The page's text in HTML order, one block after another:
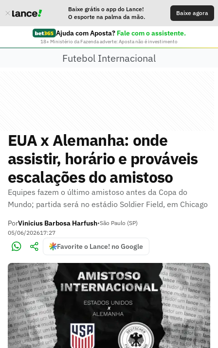
Baixe grátis o app do Lance!
O esporte na palma da mão.
Baixe agora
Ajuda com Aposta? Fale com o assistente.
18+ Ministério da Fazenda adverte: Aposta não é investimento
Futebol Internacional
EUA x Alemanha: onde
assistir, horário e prováveis
escalações do amistoso
Equipes fazem o último amistoso antes da Copa do
Mundo; partida será no estádio Soldier Field, em Chicago
PorVinicius Barbosa Harfush•São Paulo (SP)
05/06/202617:27
Favorite o Lance! no Google